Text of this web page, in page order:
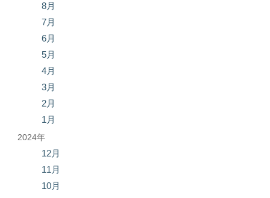
8月
7月
6月
5月
4月
3月
2月
1月
2024年
12月
11月
10月